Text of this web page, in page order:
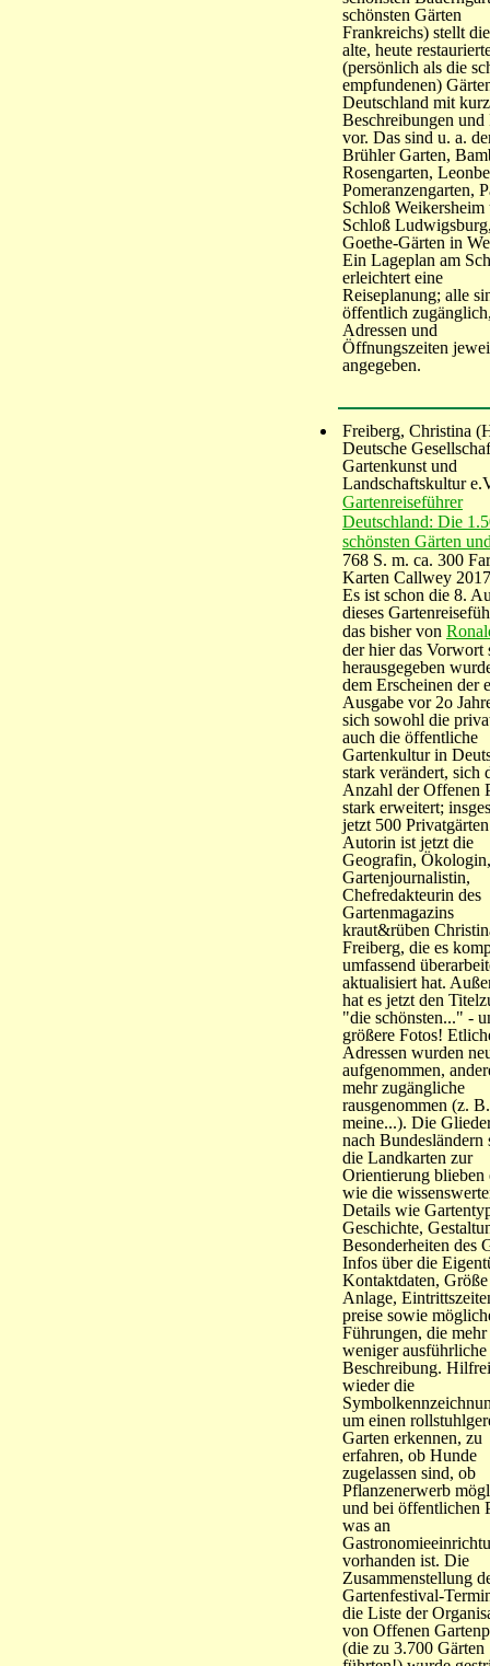
schönsten Gärten
Frankreichs) stellt
alte, heute
(persönlich als die
empfundenen)
Deutschland mit
Beschreibungen und
vor. Das sind u. a.
Brühler Garten,
Rosengarten,
Pomeranzengarten,
Schloß Weikersheim
Schloß
Goethe-Gärten in
Ein Lageplan am
erleichtert eine
Reiseplanung; alle
öffentlich
Adressen und
Öffnungszeiten
angegeben.
Freiberg, Christina
Deutsche
Gartenkunst und
Landschaftskultur
Gartenreiseführer
Deutschland: Die
schönsten Gärten
768 S. m. ca. 300
Karten Callwey 2017
Es ist schon die 8.
dieses
das bisher von
der hier das Vorwort
herausgegeben
dem Erscheinen der
Ausgabe vor 2o
sich sowohl die
auch die öffentliche
Gartenkultur in
stark verändert, sich
Anzahl der Offenen
stark erweitert;
jetzt 500
Autorin ist jetzt die
Geografin, Ökologin,
Gartenjournalistin,
Chefredakteurin des
Gartenmagazins
kraut&rüben
Freiberg, die es
umfassend
aktualisiert hat.
hat es jetzt den
"die schönsten..." -
größere Fotos!
Adressen wurden
aufgenommen,
mehr zugängliche
rausgenommen (z.
meine...). Die
nach Bundesländern
die Landkarten zur
Orientierung blieben
wie die
Details wie
Geschichte,
Besonderheiten des
Infos über die
Kontaktdaten,
Anlage,
preise sowie
Führungen, die mehr
weniger ausführliche
Beschreibung.
wieder die
um einen
Garten erkennen, zu
erfahren, ob Hunde
zugelassen sind, ob
Pflanzenerwerb
und bei öffentlichen
was an
vorhanden ist. Die
Zusammenstellung
Gartenfestival-
die Liste der
von Offenen
(die zu 3.700 Gärten